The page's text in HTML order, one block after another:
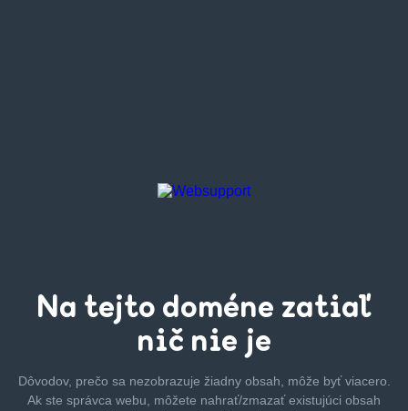
Na tejto doméne zatiaľ
nič nie je
Dôvodov, prečo sa nezobrazuje žiadny obsah, môže byťviacero.
Ak ste správca webu, môžete nahrať/zmazaťexistujúci obsah